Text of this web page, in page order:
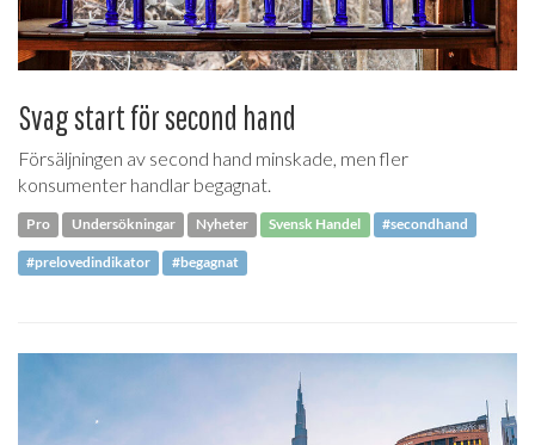
Svag start för second hand
Försäljningen av second hand minskade, men fler
konsumenter handlar begagnat.
Pro Undersökningar Nyheter Svensk Handel #secondhand
#prelovedindikator #begagnat